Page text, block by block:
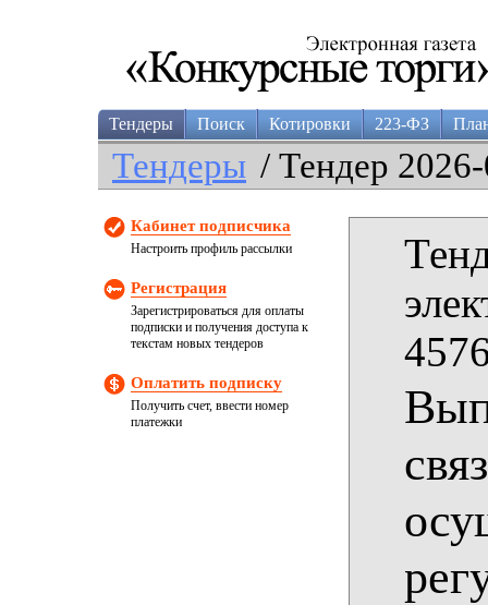
Тендеры Поиск Котировки 223-ФЗ
Тендеры / Тендер
Кабинет подписчика
Настроить профиль рассылки
Регистрация
Зарегистрироваться для оплаты
подписки и получения доступа к
текстам новых тендеров
Оплатить подписку
Получить счет, ввести номер
платежки